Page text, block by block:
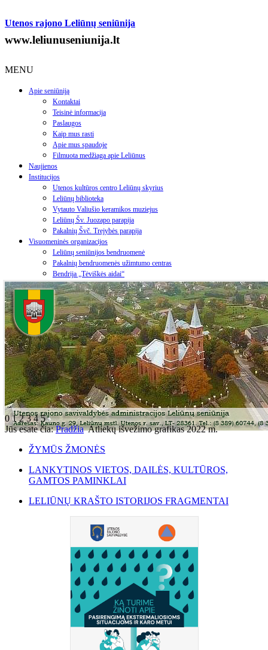
Utenos rajono Leliūnų seniūnija
www.leliunuseniunija.lt
MENU
Apie seniūniją
Kontaktai
Teisinė informacija
Paslaugos
Kaip mus rasti
Apie mus spaudoje
Filmuota medžiaga apie Leliūnus
Naujienos
Institucijos
Utenos kultūros centro Leliūnų skyrius
Leliūnų biblioteka
Vytauto Valiušio keramikos muziejus
Leliūnų Šv. Juozapo parapija
Pakalnių Švč. Trejybės parapija
Visuomeninės organizacijos
Leliūnų seniūnijos bendruomenė
Pakalnių bendruomenės užimtumo centras
Bendrija „Tėviškės aidai“
012345
Jūs esate čia:Pradžia Atliekų išvežimo grafikas 2022 m.
ŽYMŪS ŽMONĖS
LANKYTINOS VIETOS, DAILĖS, KULTŪROS,
GAMTOS PAMINKLAI
LELIŪNŲ KRAŠTO ISTORIJOS FRAGMENTAI